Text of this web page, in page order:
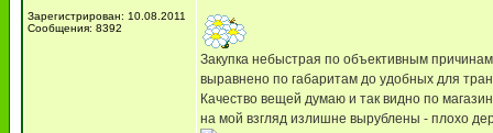
Зарегистрирован: 10.08.2011
Сообщения: 8392
Закупка небыстрая по объективным
выравнено по габаритам до удобных для
Качество вещей думаю и так видно по
на мой взгляд излишне вырублены - плохо